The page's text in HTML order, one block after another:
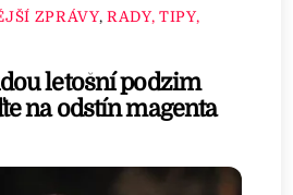
ZPRÁVY, RADY, TIPY,
letošní podzim
na odstín magenta